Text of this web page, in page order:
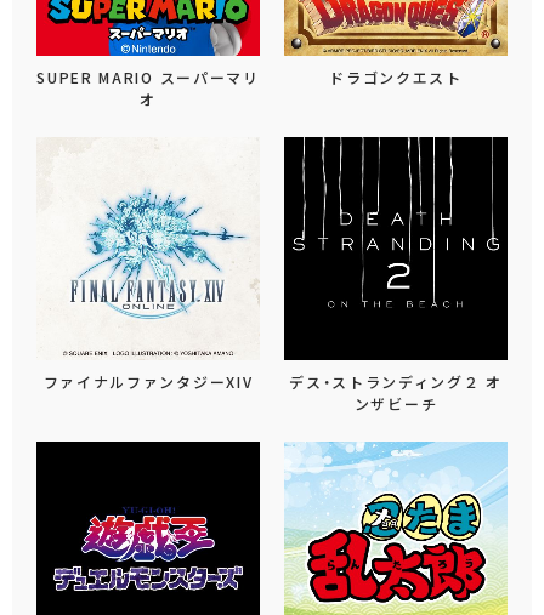
SUPER MARIO スーパーマリ
オ
ドラゴンクエスト
ファイナルファンタジーXIV
デス・ストランディング２ オ
ンザビーチ